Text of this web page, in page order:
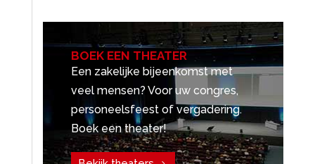
BOEK EEN THEATER
Een zakelijke bijeenkomst met
veel mensen? Voor uw congres,
personeelsfeest of vergadering.
Boek een theater!